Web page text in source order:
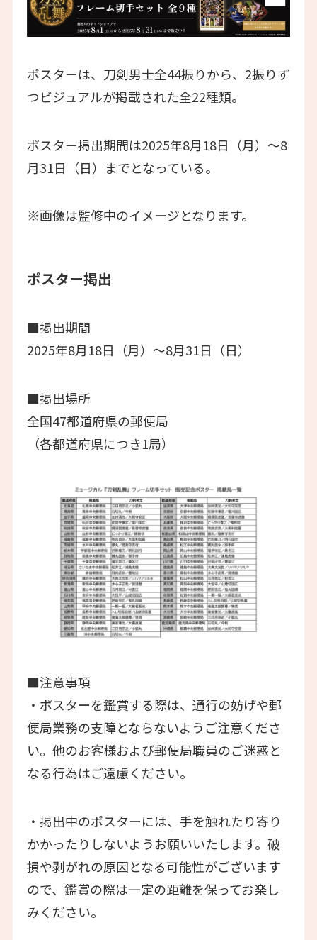
ポスターは、刀剣男士全44振りから、2振りず
つビジュアルが掲載された全22種類。
ポスター掲出期間は2025年8月18日（月）～8
月31日（日）までとなっている。
※画像は監修中のイメージとなります。
ポスター掲出
■掲出期間
2025年8月18日（月）～8月31日（日）
■掲出場所
全国47都道府県の郵便局
（各都道府県につき1局）
■注意事項
・ポスターを鑑賞する際は、通行の妨げや郵
便局業務の支障とならないようご注意くださ
い。他のお客様および郵便局職員のご迷惑と
なる行為はご遠慮ください。
・掲出中のポスターには、手を触れたり寄り
かかったりしないようお願いいたします。破
損や剥がれの原因となる可能性がございます
ので、鑑賞の際は一定の距離を保ってお楽し
みください。